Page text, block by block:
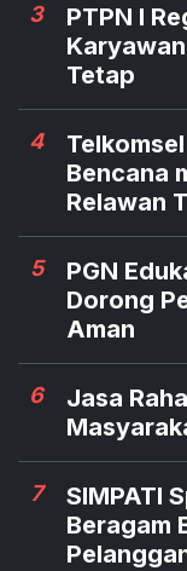
3
PTPN I
Tetap
4
Bencana
Relawan
5
PGN
Dorong
Aman
6
Jasa
7
SIMPATI
Beragam